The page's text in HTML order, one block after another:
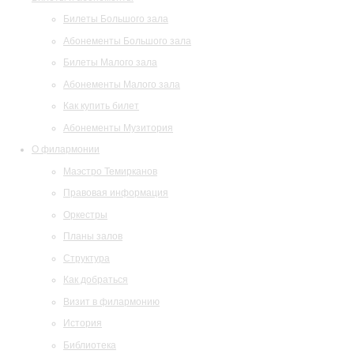
Билеты Большого зала
Абонементы Большого зала
Билеты Малого зала
Абонементы Малого зала
Как купить билет
Абонементы Музитория
О филармонии
Маэстро Темирканов
Правовая информация
Оркестры
Планы залов
Структура
Как добраться
Визит в филармонию
История
Библиотека